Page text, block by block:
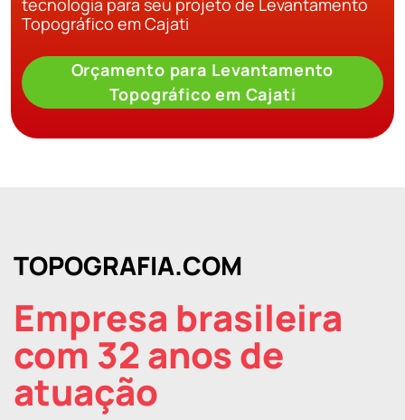
tecnologia para seu projeto de Levantamento
Topográfico em Cajati
Orçamento para Levantamento
Topográfico em Cajati
TOPOGRAFIA.COM
Empresa brasileira
com 32 anos de
atuação